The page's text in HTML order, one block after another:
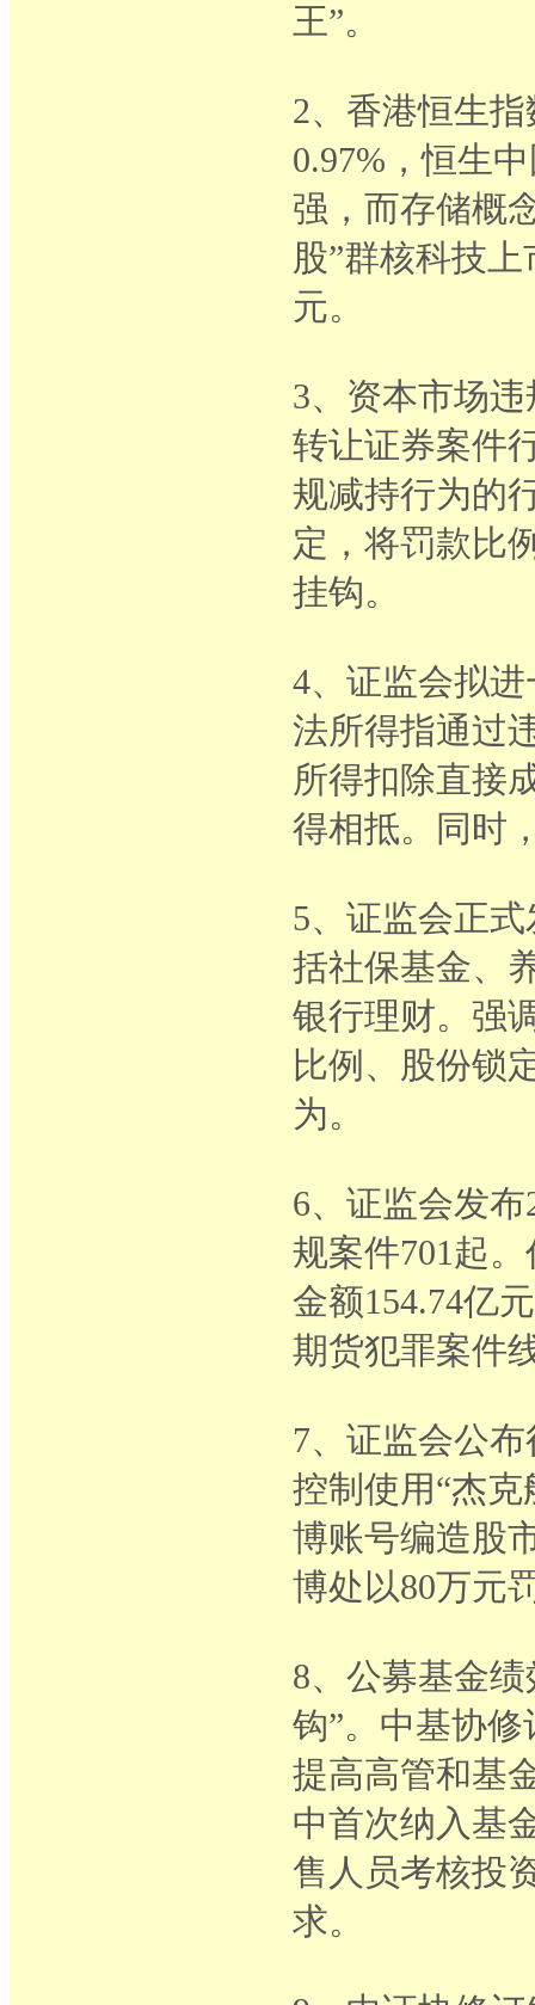
王”。
2、香港恒生指
0.97%，恒生
强，而存储概
股”群核科技
元。
3、资本市场
转让证券案件
规减持行为的
定，将罚款比
挂钩。
4、证监会拟
法所得指通过
所得扣除直接
得相抵。同时
5、证监会正
括社保基金、
银行理财。强
比例、股份锁
为。
6、证监会发
规案件701起
金额154.74亿
期货犯罪案件
7、证监会公
控制使用“杰
博账号编造股
博处以80万元
8、公募基金
钩”。中基协
提高高管和基
中首次纳入基
售人员考核投
求。